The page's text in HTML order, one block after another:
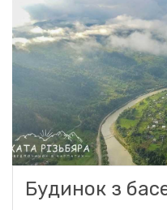
Будинок з